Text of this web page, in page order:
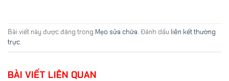
Bài viết này được đăng trong Mẹo sửa chữa. Đánh dấu liên kết thường
trực.
BÀI VIẾT LIÊN QUAN